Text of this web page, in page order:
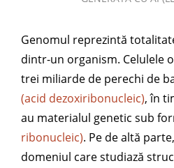
Genomul reprezintă
dintr-un organism. Celulele
trei miliarde de perechi de
(acid dezoxiribonucleic), în
au materialul genetic sub
ribonucleic). Pe de altă
domeniul care studiază